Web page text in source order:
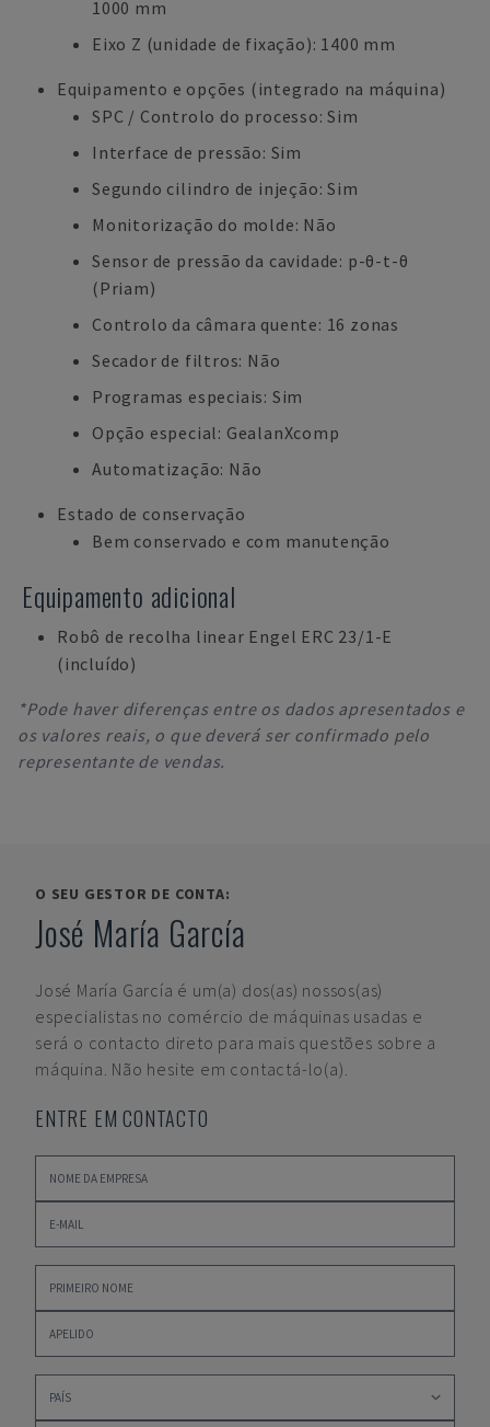
1000 mm
Eixo Z (unidade de fixação): 1400 mm
Equipamento e opções (integrado na máquina)
SPC / Controlo do processo: Sim
Interface de pressão: Sim
Segundo cilindro de injeção: Sim
Monitorização do molde: Não
Sensor de pressão da cavidade: p-θ-t-θ
(Priam)
Controlo da câmara quente: 16 zonas
Secador de filtros: Não
Programas especiais: Sim
Opção especial: GealanXcomp
Automatização: Não
Estado de conservação
Bem conservado e com manutenção
Equipamento adicional
Robô de recolha linear Engel ERC 23/1-E
(incluído)
*Pode haver diferenças entre os dados apresentados e
os valores reais, o que deverá ser confirmado pelo
representante de vendas.
O SEU GESTOR DE CONTA:
José María García
José María García é um(a) dos(as) nossos(as)
especialistas no comércio de máquinas usadas e
será o contacto direto para mais questões sobre a
máquina. Não hesite em contactá-lo(a).
ENTRE EM CONTACTO